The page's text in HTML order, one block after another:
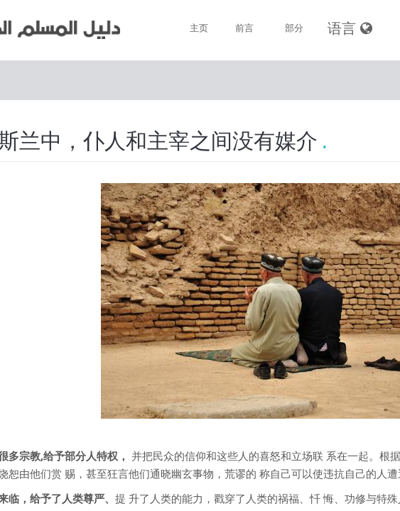
主页 前言 部分
穆斯林的礼拜
斋戒
天课
朝觐
死亡和殡礼
穆斯林的品德
金融交易
食物
穆斯林家庭
赞主词，赞圣词和 祈祷词
语言
兰中，仆人和主宰之间没有媒介
多宗教,给予部分人特权， 并把民众的信仰和这些人的喜怒和立场联 系在一起。根
恕由他们赏 赐，甚至狂言他们通晓幽玄事物，荒谬的 称自己可以使违抗自己的人遭
临，给予了人类尊严、 提 升了人类的能力，戳穿了人类的祸福、忏 悔、功修与特